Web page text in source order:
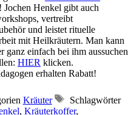
Jochen Henkel gibt auch
vertreibt
und leistet rituelle
mit Heilkräutern. Man kann
ganz einfach bei ihm aussuchen
HIER klicken.
erhalten Rabatt!
Kräuter
Schlagwörter
, Kräuterkoffer,